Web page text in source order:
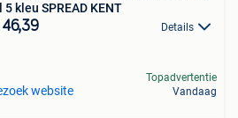
5 kleu SPREAD KENT
Details
website
Topadvertentie
Vandaag